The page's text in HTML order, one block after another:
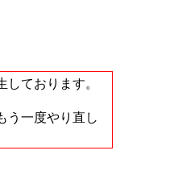
ております。
う一度やり直し